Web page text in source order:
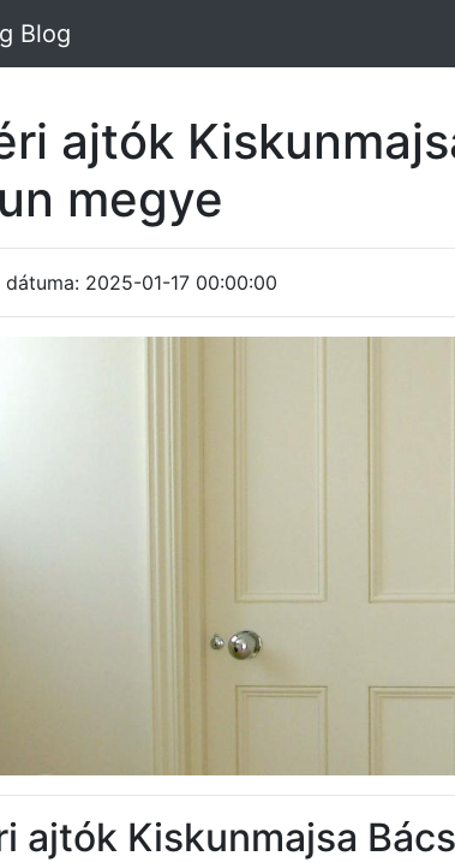
Blog
ajtók
megye
dátuma: 2025-01-17 00:00:00
ajtók Kiskunmajsa